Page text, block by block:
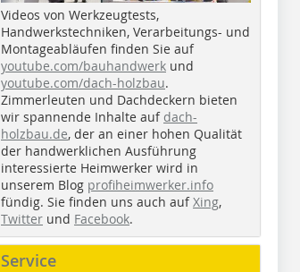
Videos von Werkzeugtests,
Handwerkstechniken, Verarbeitungs- und
Montageabläufen finden Sie auf
youtube.com/bauhandwerk und
youtube.com/dach-holzbau.
Zimmerleuten und Dachdeckern bieten
wir spannende Inhalte auf dach-
holzbau.de, der an einer hohen Qualität
der handwerklichen Ausführung
interessierte Heimwerker wird in
unserem Blog profiheimwerker.info
fündig. Sie finden uns auch aufXing,
Twitter und Facebook.
Service